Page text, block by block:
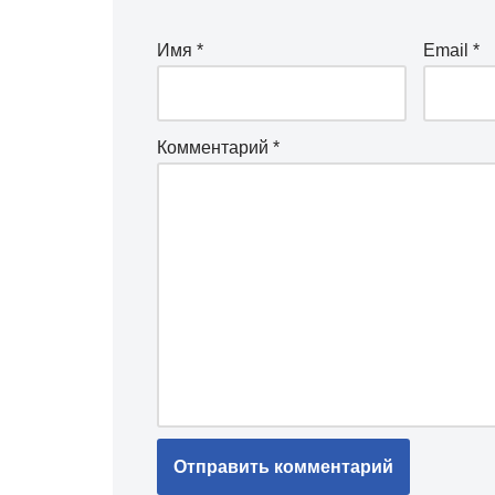
Имя * Email*
Комментарий *